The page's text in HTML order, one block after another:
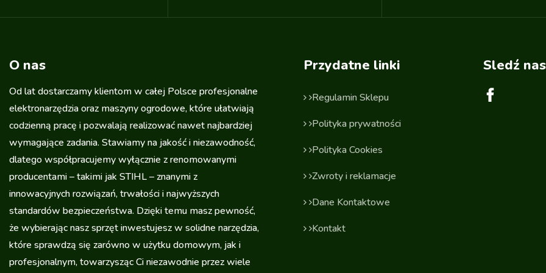
O nas
Od lat dostarczamy klientom w całej Polsce profesjonalne
elektronarzędzia oraz maszyny ogrodowe, które ułatwiają
codzienną pracę i pozwalają realizować nawet najbardziej
wymagające zadania. Stawiamy na jakość i niezawodność,
dlatego współpracujemy wyłącznie z renomowanymi
producentami – takimi jak STIHL – znanymi z
innowacyjnych rozwiązań, trwałości i najwyższych
standardów bezpieczeństwa. Dzięki temu masz pewność,
że wybierając nasz sprzęt inwestujesz w solidne narzędzia,
które sprawdzą się zarówno w użytku domowym, jak i
profesjonalnym, towarzysząc Ci niezawodnie przez wiele
Przydatne linki
Regulamin Sklepu
Polityka prywatności
Polityka Cookies
Zwroty i reklamacje
Dane Kontaktowe
Kontakt
Sledź